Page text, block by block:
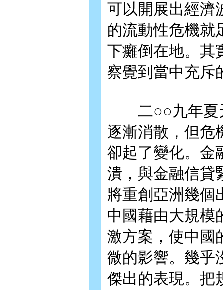
可以開展出經濟
的流動性危機就
下癱倒在地。其
察覺到當中充斥
二○○九年夏天
逐漸消散，但危
卻起了變化。金
潰，與金融信貸
將重創亞洲幾個
中國藉由大規模
激方案，使中國
微的影響。幾乎
傑出的表現。把